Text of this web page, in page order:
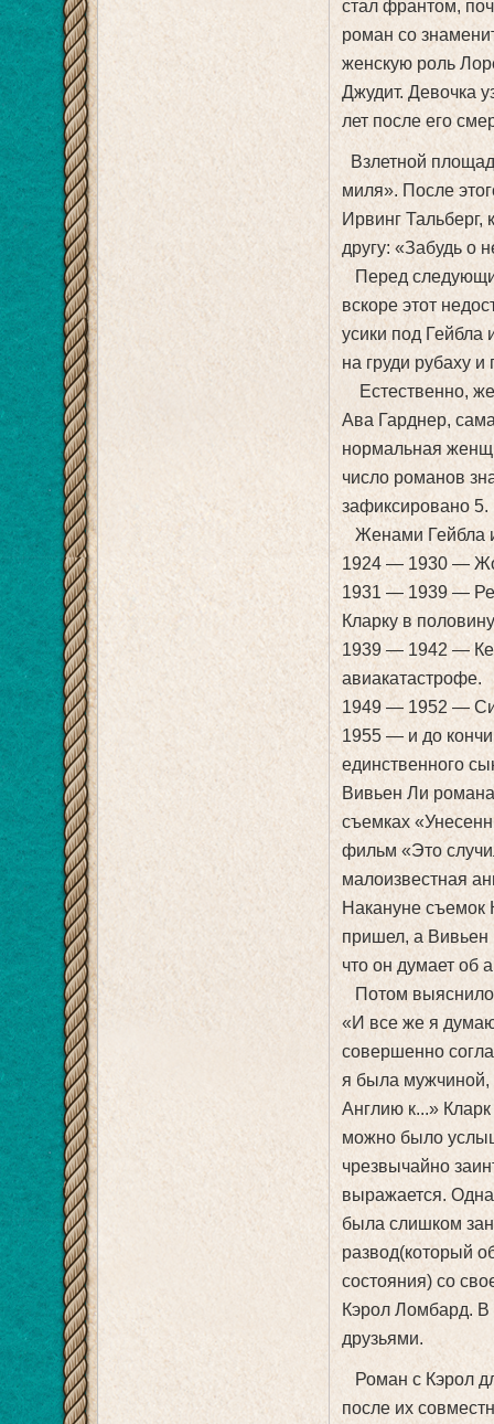
стал франтом,
роман со
женскую роль
Джудит. Девочка
лет после его
Взлетной
миля». После
Ирвинг Тальберг,
другу: «Забудь о
Перед
вскоре этот
усики под Гейбла
на груди рубаху
Естественно,
Ава Гарднер,
нормальная
число романов
зафиксировано 5.
Женами Гейбла
1924 — 1930 —
1931 — 1939 —
Кларку в
1939 — 1942 —
авиакатастрофе.
1949 — 1952 —
1955 — и до
единственного
Вивьен Ли
съемках
фильм «Это
малоизвестная
Накануне съемок
пришел, а Вивьен
что он думает об
Потом
«И все же я
совершенно
я была мужчиной,
Англию к...»
можно было
чрезвычайно
выражается.
была слишком
развод(который
состояния) со
Кэрол Ломбард. В
друзьями.
Роман с Кэрол
после их